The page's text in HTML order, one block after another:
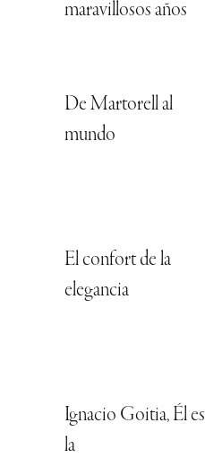
maravillosos años
De Martorell al
mundo
El confort de la
elegancia
Ignacio Goitia, Él es
la